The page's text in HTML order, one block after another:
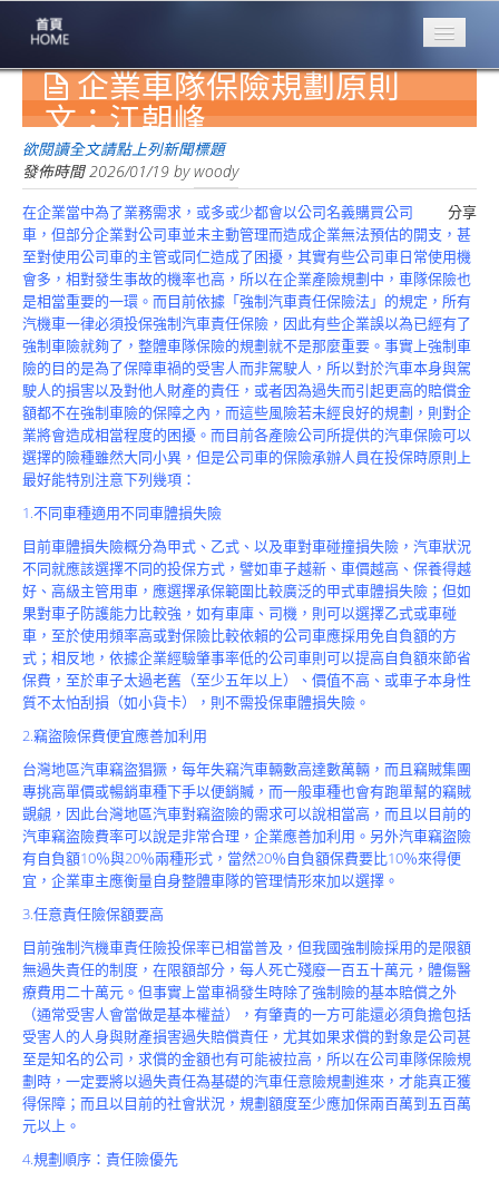
專業豐林
Professional
保險大家談
1386集
台灣商業保險
第一品牌
關於豐林
About
服務項目
Service
火災保額
估算系統
商品簡介
Product
企業車隊保險規劃原則
文：江朝峰
欲閱讀全文請點上列新聞標題
發佈時間2026/01/19 bywoody
分享
在企業當中為了業務需求，或多或少都會以公司名義購買公司
車，但部分企業對公司車並未主動管理而造成企業無法預估的開支，甚
至對使用公司車的主管或同仁造成了困擾，其實有些公司車日常使用機
會多，相對發生事故的機率也高，所以在企業產險規劃中，車隊保險也
是相當重要的一環。而目前依據「強制汽車責任保險法」的規定，所有
汽機車一律必須投保強制汽車責任保險，因此有些企業誤以為已經有了
強制車險就夠了，整體車隊保險的規劃就不是那麼重要。事實上強制車
險的目的是為了保障車禍的受害人而非駕駛人，所以對於汽車本身與駕
駛人的損害以及對他人財產的責任，或者因為過失而引起更高的賠償金
額都不在強制車險的保障之內，而這些風險若未經良好的規劃，則對企
業將會造成相當程度的困擾。而目前各產險公司所提供的汽車保險可以
選擇的險種雖然大同小異，但是公司車的保險承辦人員在投保時原則上
最好能特別注意下列幾項：
1.不同車種適用不同車體損失險
目前車體損失險概分為甲式、乙式、以及車對車碰撞損失險，汽車狀況
不同就應該選擇不同的投保方式，譬如車子越新、車價越高、保養得越
好、高級主管用車，應選擇承保範圍比較廣泛的甲式車體損失險；但如
果對車子防護能力比較強，如有車庫、司機，則可以選擇乙式或車碰
車，至於使用頻率高或對保險比較依賴的公司車應採用免自負額的方
式；相反地，依據企業經驗肇事率低的公司車則可以提高自負額來節省
保費，至於車子太過老舊（至少五年以上）、價值不高、或車子本身性
質不太怕刮損（如小貨卡），則不需投保車體損失險。
2.竊盜險保費便宜應善加利用
台灣地區汽車竊盜猖獗，每年失竊汽車輛數高達數萬輛，而且竊賊集團
專挑高單價或暢銷車種下手以便銷贓，而一般車種也會有跑單幫的竊賊
覬覦，因此台灣地區汽車對竊盜險的需求可以說相當高，而且以目前的
汽車竊盜險費率可以說是非常合理，企業應善加利用。另外汽車竊盜險
有自負額10％與20％兩種形式，當然20％自負額保費要比10％來得便
宜，企業車主應衡量自身整體車隊的管理情形來加以選擇。
3.任意責任險保額要高
目前強制汽機車責任險投保率已相當普及，但我國強制險採用的是限額
無過失責任的制度，在限額部分，每人死亡殘廢一百五十萬元，體傷醫
療費用二十萬元。但事實上當車禍發生時除了強制險的基本賠償之外
（通常受害人會當做是基本權益），有肇責的一方可能還必須負擔包括
受害人的人身與財產損害過失賠償責任，尤其如果求償的對象是公司甚
至是知名的公司，求償的金額也有可能被拉高，所以在公司車隊保險規
劃時，一定要將以過失責任為基礎的汽車任意險規劃進來，才能真正獲
得保障；而且以目前的社會狀況，規劃額度至少應加保兩百萬到五百萬
元以上。
4.規劃順序：責任險優先